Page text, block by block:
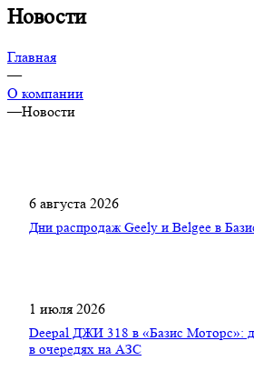
Новости
Главная
—
О компании
—Новости
6 августа 2026
Дни распродаж Geely и Belgee в
1 июля 2026
Deepal ДЖИ 318 в «Базис Моторс»:
в очередях на АЗС